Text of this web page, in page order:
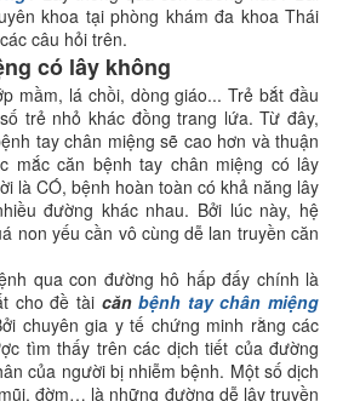
khoa tại phòng khám đa khoa Thái
câu hỏi trên.
có lây không
mầm, lá chồi, dòng giáo... Trẻ bắt đầu
trẻ nhỏ khác đồng trang lứa. Từ đây,
tay chân miệng sẽ cao hơn và thuận
mắc căn bệnh tay chân miệng có lây
là CÓ, bệnh hoàn toàn có khả năng lây
đường khác nhau. Bởi lúc này, hệ
non yếu cần vô cùng dễ lan truyền căn
qua con đường hô hấp đấy chính là
cho đề tài cănbệnh tay chân miệng
chuyên gia y tế chứng minh rằng các
tìm thấy trên các dịch tiết của đường
của người bị nhiễm bệnh. Một số dịch
đờm… là những đường dễ lây truyền